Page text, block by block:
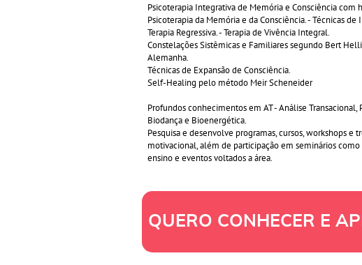
Psicoterapia Integrativa de Memória e Consciência com
Psicoterapia da Memória e da Consciência. - Técnicas de
Terapia Regressiva. - Terapia de Vivência Integral.
Constelações Sistêmicas e Familiares segundo Bert
Alemanha.
Técnicas de Expansão de Consciência.
Self-Healing pelo método Meir Scheneider
Profundos conhecimentos em AT - Análise Transacional,
Biodança e Bioenergética.
Pesquisa e desenvolve programas, cursos, workshops
motivacional, além de participação em seminários
ensino e eventos voltados a área.
QUERO CONHECER E